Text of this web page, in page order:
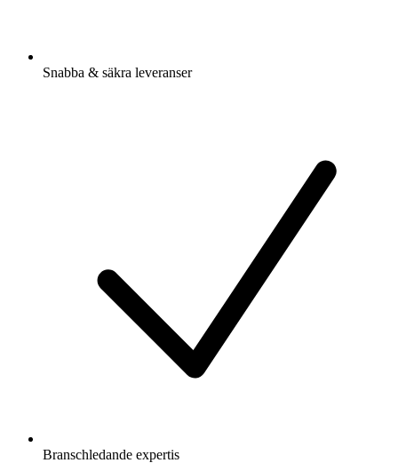
Snabba & säkra leveranser
Branschledande expertis